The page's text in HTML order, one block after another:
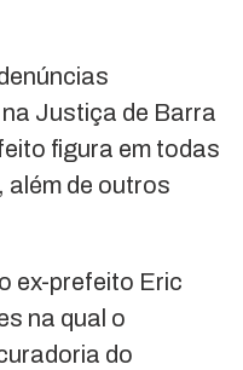
Justiça de Barra
figura em todas
além de outros
ex-prefeito Eric
na qual o
do